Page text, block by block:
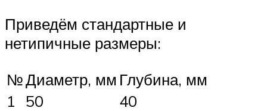
Приведём стандартные и
нетипичные размеры:
№Диаметр, мм Глубина, мм
1
50
40